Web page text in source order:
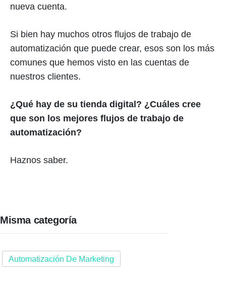
nueva cuenta.
Si bien hay muchos otros flujos de trabajo de
automatización que puede crear, esos son los más
comunes que hemos visto en las cuentas de
nuestros clientes.
¿Qué hay de su tienda digital? ¿Cuáles cree
que son los mejores flujos de trabajo de
automatización?
Haznos saber.
Misma categoría
Automatización De Marketing